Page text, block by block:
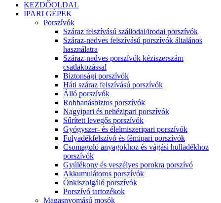
KEZDŐOLDAL
IPARI GÉPEK
Porszívók
Száraz felszívású szállodai/irodai porszívók
Száraz-nedves felszívású porszívók általános
használatra
Száraz-nedves porszívók kéziszerszám
csatlakozással
Biztonsági porszívók
Háti száraz felszívású porszívók
Álló porszívók
Robbanásbiztos porszívók
Nagyipari és nehézipari porszívók
Sűrített levegős porszívók
Gyógyszer- és élelmiszeripari porszívók
Folyadékfelszívó és fémipari porszívók
Csomagoló anyagokhoz és vágási hulladékhoz
porszívók
Gyúlékony és veszélyes porokra porszívó
Akkumulátoros porszívók
Önkiszolgáló porszívók
Porszívó tartozékok
Magasnyomású mosók